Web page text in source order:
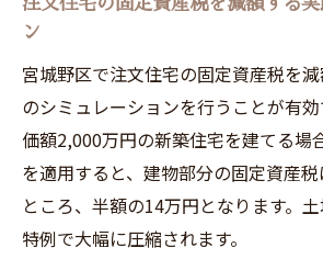
ン
宮城野区で注文住宅の固定資産税を
のシミュレーションを行うことが有
価額2,000万円の新築住宅を建てる場
を適用すると、建物部分の固定資産
ところ、半額の14万円となります。
特例で大幅に圧縮されます。